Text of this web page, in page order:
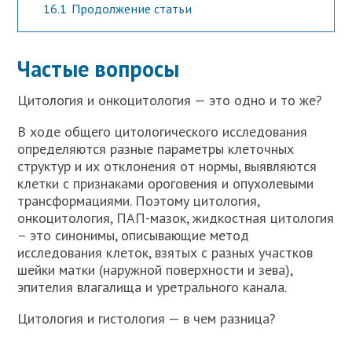
16.1 Продолжение статьи
Частые вопросы
Цитология и онкоцитология — это одно и то же?
В ходе общего цитологического исследования
определяются разные параметры клеточных
структур и их отклонения от нормы, выявляются
клетки с признаками ороговения и опухолевыми
трансформациями. Поэтому цитология,
онкоцитология, ПАП-мазок, жидкостная цитология
– это синонимы, описывающие метод
исследования клеток, взятых с разных участков
шейки матки (наружной поверхности и зева),
эпителия влагалища и уретрального канала.
Цитология и гистология — в чем разница?